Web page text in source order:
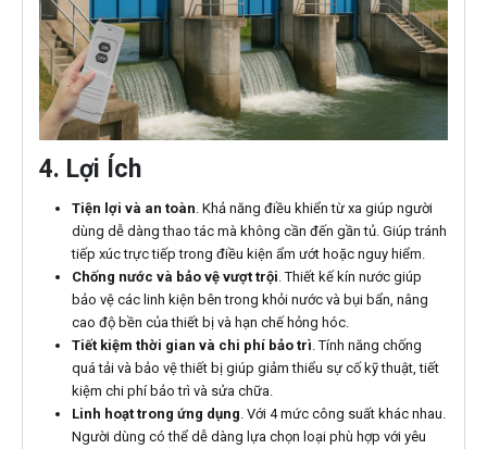
4. Lợi Ích
Tiện lợi và an toàn . Khả năng điều khiển từ xa giúp người
dùng dễ dàng thao tác mà không cần đến gần tủ. Giúp tránh
tiếp xúc trực tiếp trong điều kiện ẩm ướt hoặc nguy hiểm.
Chống nước và bảo vệ vượt trội . Thiết kế kín nước giúp
bảo vệ các linh kiện bên trong khỏi nước và bụi bẩn, nâng
cao độ bền của thiết bị và hạn chế hỏng hóc.
Tiết kiệm thời gian và chi phí bảo trì . Tính năng chống
quá tải và bảo vệ thiết bị giúp giảm thiểu sự cố kỹ thuật, tiết
kiệm chi phí bảo trì và sửa chữa.
Linh hoạt trong ứng dụng . Với 4 mức công suất khác nhau.
Người dùng có thể dễ dàng lựa chọn loại phù hợp với yêu